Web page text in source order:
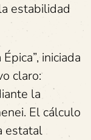
estabilidad
iniciada
claro:
la
El cálculo
estatal